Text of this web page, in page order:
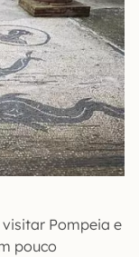
Pompeia e
pouco